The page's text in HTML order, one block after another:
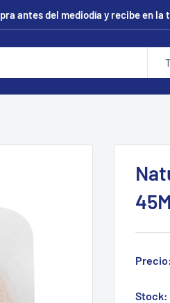
antes del mediodía y recibe en la
Precio:
Stock: